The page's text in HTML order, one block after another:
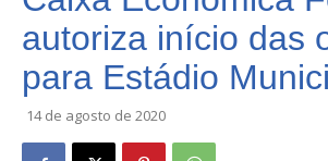
autoriza início das
para Estádio
14 de agosto de 2020